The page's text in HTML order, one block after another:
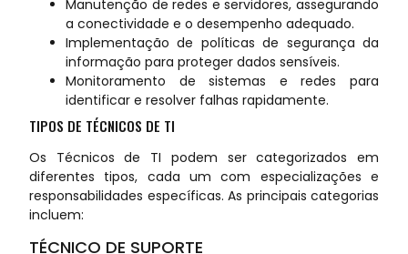
Manutenção de redes e servidores, assegurando
a conectividade e o desempenho adequado.
Implementação de políticas de segurança da
informação para proteger dados sensíveis.
Monitoramento de sistemas e redes para
identificar e resolver falhas rapidamente.
TIPOS DE TÉCNICOS DE TI
Os Técnicos de TI podem ser categorizados em
diferentes tipos, cada um com especializações e
responsabilidades específicas. As principais categorias
incluem:
TÉCNICO DE SUPORTE